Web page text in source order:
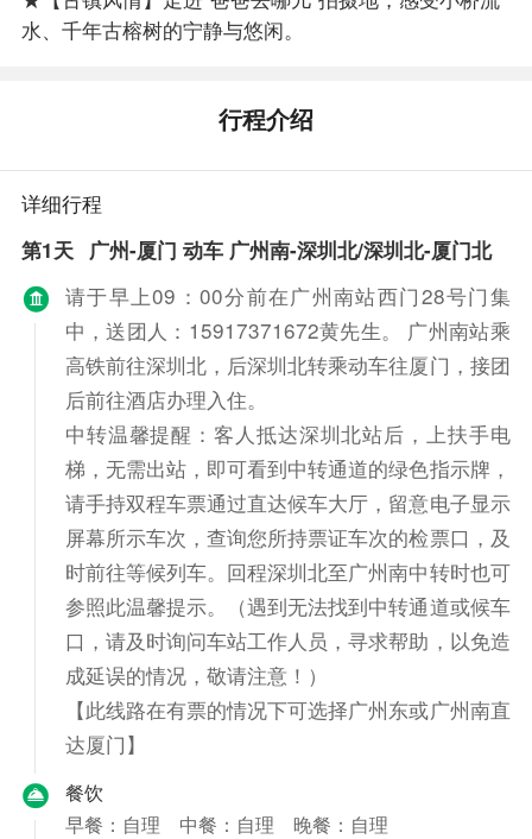
水、千年古榕树的宁静与悠闲。
行程介绍
详细行程
第1天 广州-厦门 动车 广州南-深圳北/深圳北-厦门北
请于早上09：00分前在广州南站西门28号门集
中，送团人：15917371672黄先生。 广州南站乘
高铁前往深圳北，后深圳北转乘动车往厦门，接团
后前往酒店办理入住。
中转温馨提醒：客人抵达深圳北站后，上扶手电
梯，无需出站，即可看到中转通道的绿色指示牌，
请手持双程车票通过直达候车大厅，留意电子显示
屏幕所示车次，查询您所持票证车次的检票口，及
时前往等候列车。回程深圳北至广州南中转时也可
参照此温馨提示。（遇到无法找到中转通道或候车
口，请及时询问车站工作人员，寻求帮助，以免造
成延误的情况，敬请注意！）
【此线路在有票的情况下可选择广州东或广州南直
达厦门】
餐饮
早餐：自理
中餐：自理
晚餐：自理